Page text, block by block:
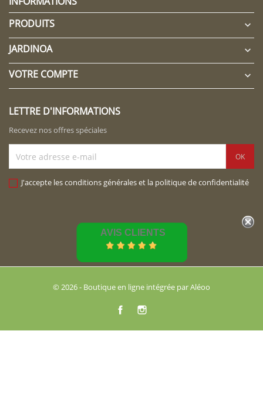
PRODUITS

JARDINOA 
VOTRE COMPTE 
LETTRE D'INFORMATIONS
Recevez nos offres spéciales
J'accepte les conditions générales et la politique de confidentialité
AVIS CLIENTS
© 2026 - Boutique en ligne intégrée par Aléoo
Facebook